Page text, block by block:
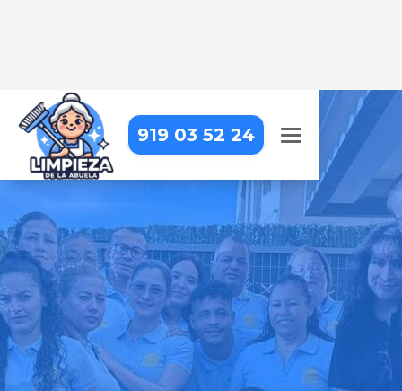
919 03 52 24
EMPRESA DE LIMPIEZA EN
LEGANÉS
Llevamos la limpieza profesional
hasta tu puerta, para que puedas
centrarte en lo que realmente
importa